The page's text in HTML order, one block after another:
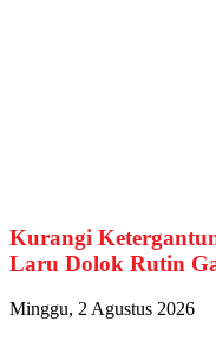
Kurangi
Laru Dolok Rutin
Minggu, 2 Agustus 2026